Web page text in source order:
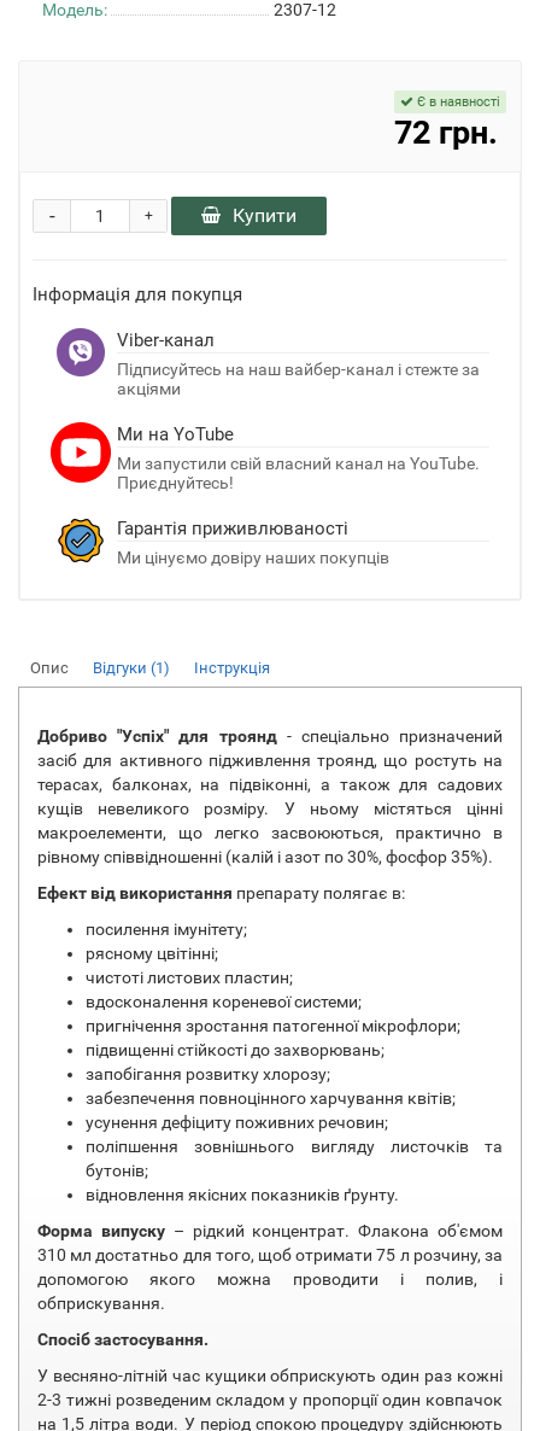
Модель:
2307-12
Є в наявності
72 грн.
+
- Купити
Інформація для покупця
Viber-канал
Підписуйтесь на наш вайбер-канал і стежте за
акціями
Ми на YoTube
Ми запустили свій власний канал на YouTube.
Приєднуйтесь!
Гарантія приживлюваності
Ми цінуємо довіру наших покупців
Опис Відгуки (1) Інструкція
Добриво "Успіх" для троянд- спеціально призначений
засіб для активного підживлення троянд, що ростуть на
терасах, балконах, на підвіконні, а також для садових
кущів невеликого розміру. У ньому містяться цінні
макроелементи, що легко засвоюються, практично в
рівному співвідношенні (калій і азот по 30%, фосфор 35%).
Ефект від використання препарату полягає в:
посилення імунітету;
рясному цвітінні;
чистоті листових пластин;
вдосконалення кореневої системи;
пригнічення зростання патогенної мікрофлори;
підвищенні стійкості до захворювань;
запобігання розвитку хлорозу;
забезпечення повноцінного харчування квітів;
усунення дефіциту поживних речовин;
поліпшення зовнішнього вигляду листочків та
бутонів;
відновлення якісних показників ґрунту.
Форма випуску– рідкий концентрат. Флакона об'ємом
310 мл достатньо для того, щоб отримати 75 л розчину, за
допомогою якого можна проводити і полив, і
обприскування.
Спосіб застосування.
У весняно-літній час кущики обприскують один раз кожні
2-3 тижні розведеним складом у пропорції один ковпачок
на 1,5 літра води. У період спокою процедуру здійснюють